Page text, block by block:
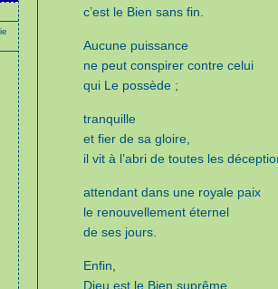
c’est le Bien sans fin.
Aucune puissance
ne peut conspirer contre celui
qui Le possède ;
tranquille
et fier de sa gloire,
il vit à l’abri de toutes les
attendant dans une royale paix
le renouvellement éternel
de ses jours.
Enfin,
Dieu est le Bien suprême,